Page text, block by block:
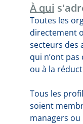
À qui
Toutes les
directement
secteurs des
qui n’ont
ou à la
Tous les
soient
managers